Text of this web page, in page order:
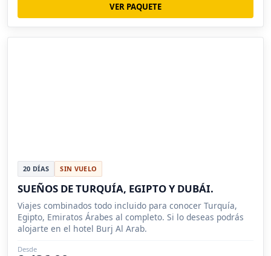
VER PAQUETE
20 DÍAS SIN VUELO
SUEÑOS DE TURQUÍA, EGIPTO Y DUBÁI.
Viajes combinados todo incluido para conocer Turquía,
Egipto, Emiratos Árabes al completo. Si lo deseas podrás
alojarte en el hotel Burj Al Arab.
Desde